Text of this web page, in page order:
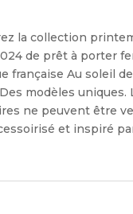
la collection
de prêt à porter
française Au soleil
modèles uniques.
ne peuvent être
et inspiré